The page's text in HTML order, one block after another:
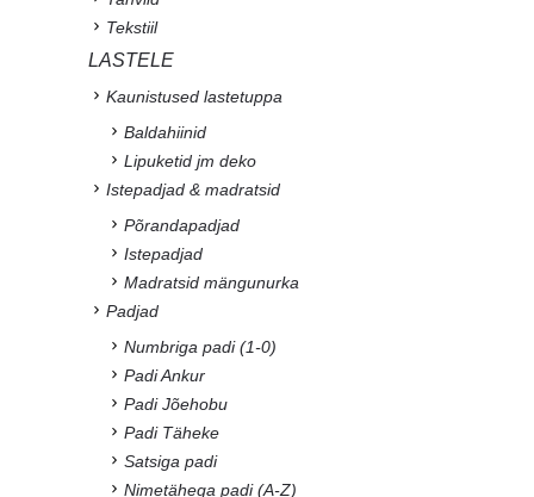
Tekstiil
LASTELE
Kaunistused lastetuppa
Baldahiinid
Lipuketid jm deko
Istepadjad & madratsid
Põrandapadjad
Istepadjad
Madratsid mängunurka
Padjad
Numbriga padi (1-0)
Padi Ankur
Padi Jõehobu
Padi Täheke
Satsiga padi
Nimetähega padi (A-Z)